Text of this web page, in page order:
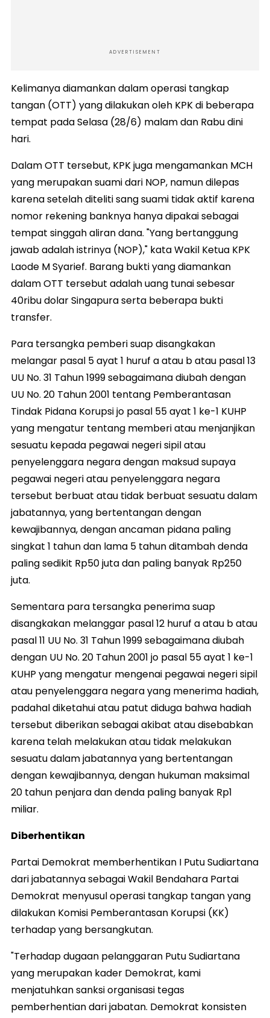
ADVERTISEMENT
Kelimanya diamankan dalam operasi tangkap
tangan (OTT) yang dilakukan oleh KPK di beberapa
tempat pada Selasa (28/6) malam dan Rabu dini
hari.
Dalam OTT tersebut, KPK juga mengamankan MCH
yang merupakan suami dari NOP, namun dilepas
karena setelah diteliti sang suami tidak aktif karena
nomor rekening banknya hanya dipakai sebagai
tempat singgah aliran dana. "Yang bertanggung
jawab adalah istrinya (NOP)," kata Wakil Ketua KPK
Laode M Syarief. Barang bukti yang diamankan
dalam OTT tersebut adalah uang tunai sebesar
40ribu dolar Singapura serta beberapa bukti
transfer.
Para tersangka pemberi suap disangkakan
melangar pasal 5 ayat 1 huruf a atau b atau pasal 13
UU No. 31 Tahun 1999 sebagaimana diubah dengan
UU No. 20 Tahun 2001 tentang Pemberantasan
Tindak Pidana Korupsi jo pasal 55 ayat 1 ke-1 KUHP
yang mengatur tentang memberi atau menjanjikan
sesuatu kepada pegawai negeri sipil atau
penyelenggara negara dengan maksud supaya
pegawai negeri atau penyelenggara negara
tersebut berbuat atau tidak berbuat sesuatu dalam
jabatannya, yang bertentangan dengan
kewajibannya, dengan ancaman pidana paling
singkat 1 tahun dan lama 5 tahun ditambah denda
paling sedikit Rp50 juta dan paling banyak Rp250
juta.
Sementara para tersangka penerima suap
disangkakan melanggar pasal 12 huruf a atau b atau
pasal 11 UU No. 31 Tahun 1999 sebagaimana diubah
dengan UU No. 20 Tahun 2001 jo pasal 55 ayat 1 ke-1
KUHP yang mengatur mengenai pegawai negeri sipil
atau penyelenggara negara yang menerima hadiah,
padahal diketahui atau patut diduga bahwa hadiah
tersebut diberikan sebagai akibat atau disebabkan
karena telah melakukan atau tidak melakukan
sesuatu dalam jabatannya yang bertentangan
dengan kewajibannya, dengan hukuman maksimal
20 tahun penjara dan denda paling banyak Rp1
miliar.
Diberhentikan
Partai Demokrat memberhentikan I Putu Sudiartana
dari jabatannya sebagai Wakil Bendahara Partai
Demokrat menyusul operasi tangkap tangan yang
dilakukan Komisi Pemberantasan Korupsi (KK)
terhadap yang bersangkutan.
"Terhadap dugaan pelanggaran Putu Sudiartana
yang merupakan kader Demokrat, kami
menjatuhkan sanksi organisasi tegas
pemberhentian dari jabatan. Demokrat konsisten